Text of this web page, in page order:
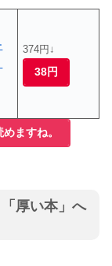
374円↓
38円
ますね。
厚い本」へ